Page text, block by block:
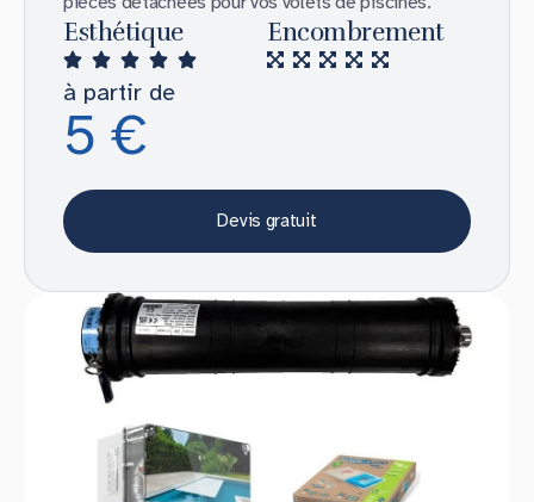
Esthétique Encombrement
à partir de
5 €
Devis gratuit